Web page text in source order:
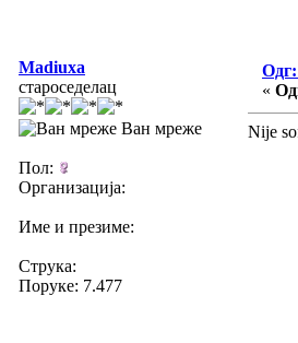
Madiuxa
староседелац
Ван мреже
Пол:
Организација:
Име и презиме:
Струка:
Поруке: 7.477
Одг:
«
Nije